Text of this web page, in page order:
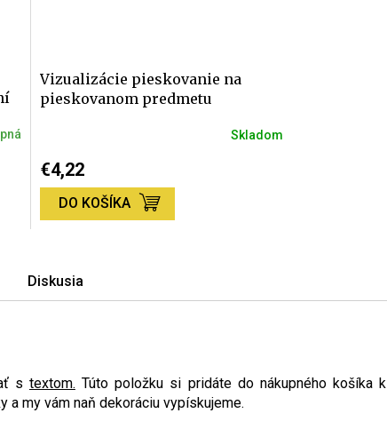
Vizualizácie pieskovanie na
pieskovanom predmetu
Skladom
€4,22
DO KOŠÍKA
Diskusia
s textom. Túto položku si pridáte do nákupného košíka k
a my vám naň dekoráciu vypískujeme.